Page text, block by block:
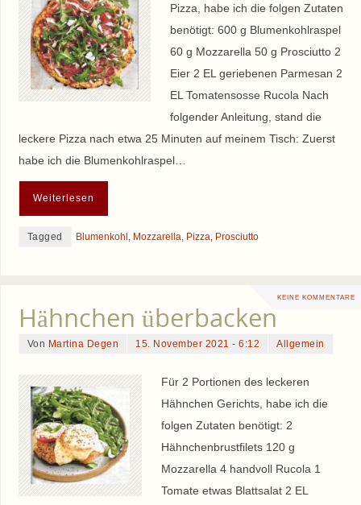
Pizza, habe ich die folgen Zutaten
benötigt: 600 g Blumenkohlraspel
60 g Mozzarella 50 g Prosciutto 2
Eier 2 EL geriebenen Parmesan 2
EL Tomatensosse Rucola Nach
folgender Anleitung, stand die
leckere Pizza nach etwa 25 Minuten auf meinem Tisch: Zuerst
habe ich die Blumenkohlraspel…
Weiterlesen
Tagged Blumenkohl , Mozzarella, Pizza, Prosciutto
KEINE KOMMENTARE
Hähnchen überbacken
Von Martina Degen 15. November 2021 - 6:12 Allgemein
Für 2 Portionen des leckeren
Hähnchen Gerichts, habe ich die
folgen Zutaten benötigt: 2
Hähnchenbrustfilets 120 g
Mozzarella 4 handvoll Rucola 1
Tomate etwas Blattsalat 2 EL